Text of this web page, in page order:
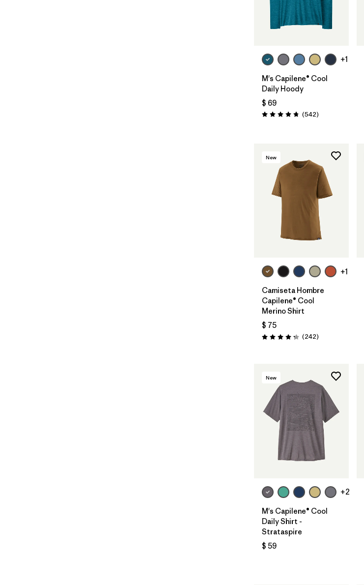
+1
M's Capilene® Cool
Daily Hoody
$ 69
Valoración: 4.8 / 5
(542Comentarios
)
New
+1
Camiseta Hombre
Capilene® Cool
Merino Shirt
$ 75
Valoración: 4.3 / 5
(242Comentarios
)
New
+2
M's Capilene® Cool
Daily Shirt -
Strataspire
$ 59